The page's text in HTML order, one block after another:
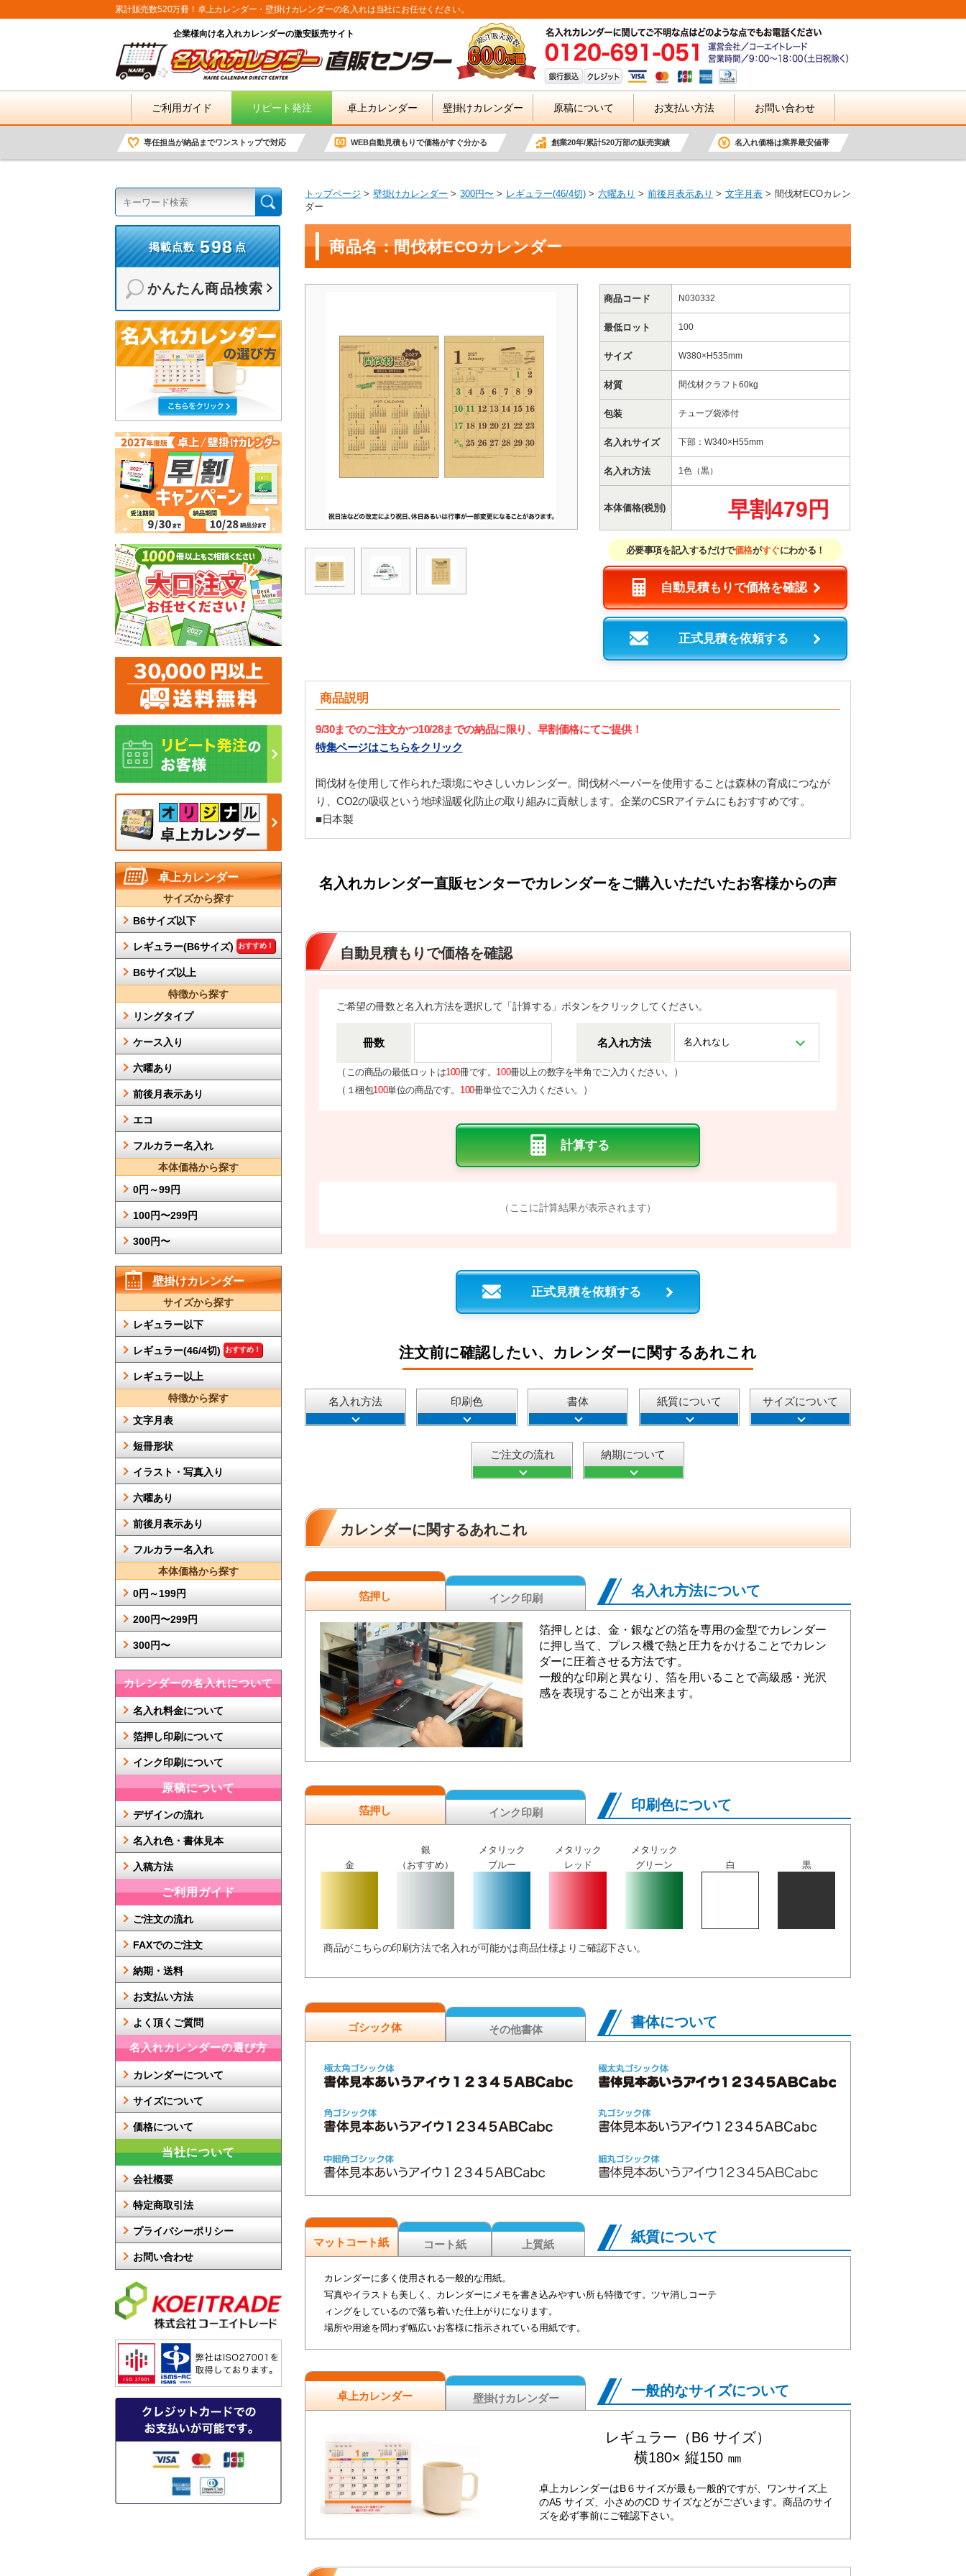
累計販売数520万冊！卓上カレンダー・壁掛けカレンダーの名入れは当社にお任せください。
企業様向け名入れカレンダーの激安販売サイト
ご利用ガイド リピート発注 卓上カレンダー 壁掛けカレンダー 原稿について お支払い方法 お問い合わせ
専任担当が納品までワンストップで対応 WEB自動見積もりで価格がすぐ分かる 創業20年/累計520万部の販売実績 名入れ価格は業界最安値帯
トップページ 壁掛けカレンダー 300円〜 レギュラー(46/4切) 六曜あり 前後月表示あり 文字月表
間伐材ECOカレン
ダー
商品名：間伐材ECOカレンダー
商品コード N030332
最低ロット 100
サイズ W380×H535mm
材質 間伐材クラフト60kg
包装 チューブ袋添付
名入れサイズ 下部：W340×H55mm
名入れ方法 1色（黒）
本体価格(税別) 早割479円
必要事項を記入するだけで価格がすぐにわかる！
自動見積もりで価格を確認
正式見積を依頼する
商品説明
9/30までのご注文かつ10/28までの納品に限り、早割価格にてご提供！
特集ページはこちらをクリック
間伐材を使用して作られた環境にやさしいカレンダー。間伐材ペーパーを使用することは森林の育成につなが
り、CO2の吸収という地球温暖化防止の取り組みに貢献します。企業のCSRアイテムにもおすすめです。
■日本製
名入れカレンダー直販センターでカレンダーをご購入いただいたお客様からの声
自動見積もりで価格を確認
ご希望の冊数と名入れ方法を選択して「計算する」ボタンをクリックしてください。
冊数 名入れ方法
（ この商品の最低ロットは100冊です。 100冊以上の数字を半角でご入力ください。
）
（ １梱包100単位の商品です。 100冊単位でご入力ください。 ）
（ここに計算結果が表示されます）
正式見積を依頼する
注文前に確認したい、カレンダーに関するあれこれ
名入れ方法 印刷色 書体 紙質について サイズについて
ご注文の流れ 納期について
カレンダーに関するあれこれ
名入れ方法について
箔押し インク印刷
箔押しとは、金・銀などの箔を専用の金型でカレンダー
に押し当て、プレス機で熱と圧力をかけることでカレン
ダーに圧着させる方法です。
一般的な印刷と異なり、箔を用いることで高級感・光沢
感を表現することが出来ます。
印刷色について
箔押し インク印刷
金
銀
（おすすめ）
メタリック
ブルー
メタリック
レッド
メタリック
グリーン
白 黒
商品がこちらの印刷方法で名入れが可能かは商品仕様よりご確認下さい。
書体について
ゴシック体 その他書体
紙質について
マットコート紙 コート紙 上質紙
カレンダーに多く使用される一般的な用紙。
写真やイラストも美しく、カレンダーにメモを書き込みやすい所も特徴です。ツヤ消しコーテ
ィングをしているので落ち着いた仕上がりになります。
場所や用途を問わず幅広いお客様に指示されている用紙です。
一般的なサイズについて
卓上カレンダー 壁掛けカレンダー
レギュラー（B6 サイズ）
横180× 縦150 ㎜
卓上カレンダーはB６サイズが最も一般的ですが、ワンサイズ上
のA5 サイズ、小さめのCD サイズなどがございます。商品のサイ
ズを必ず事前にご確認下さい。
掲載点数 598点
かんたん商品検索
卓上カレンダー
サイズから探す
B6サイズ以下
レギュラー(B6サイズ) おすすめ！
B6サイズ以上
特徴から探す
リングタイプ
ケース入り
六曜あり
前後月表示あり
エコ
フルカラー名入れ
本体価格から探す
0円～99円
100円〜299円
300円〜
壁掛けカレンダー
サイズから探す
レギュラー以下
レギュラー(46/4切) おすすめ！
レギュラー以上
特徴から探す
文字月表
短冊形状
イラスト・写真入り
六曜あり
前後月表示あり
フルカラー名入れ
本体価格から探す
0円～199円
200円〜299円
300円〜
カレンダーの名入れについて
名入れ料金について
箔押し印刷について
インク印刷について
原稿について
デザインの流れ
名入れ色・書体見本
入稿方法
ご利用ガイド
ご注文の流れ
FAXでのご注文
納期・送料
お支払い方法
よく頂くご質問
名入れカレンダーの選び方
カレンダーについて
サイズについて
価格について
当社について
会社概要
特定商取引法
プライバシーポリシー
お問い合わせ